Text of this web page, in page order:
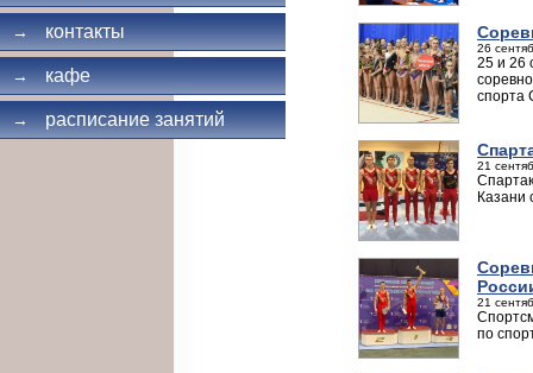
→ контакты
→ кафе
→ расписание занятий
26
25 и 26
спорта
21
Казани
21
по